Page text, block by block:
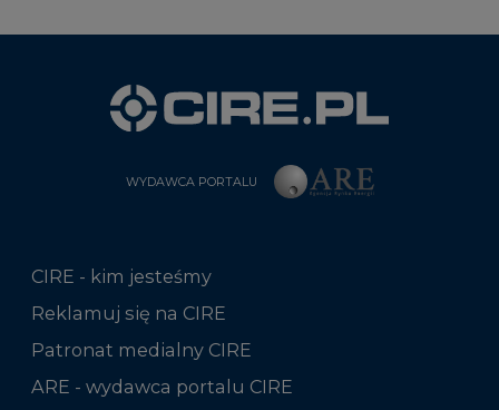
WYDAWCA PORTALU
CIRE - kim jesteśmy
Reklamuj się na CIRE
Patronat medialny CIRE
ARE - wydawca portalu CIRE